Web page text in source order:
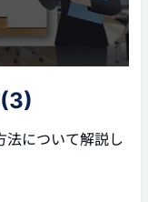
法について解説し